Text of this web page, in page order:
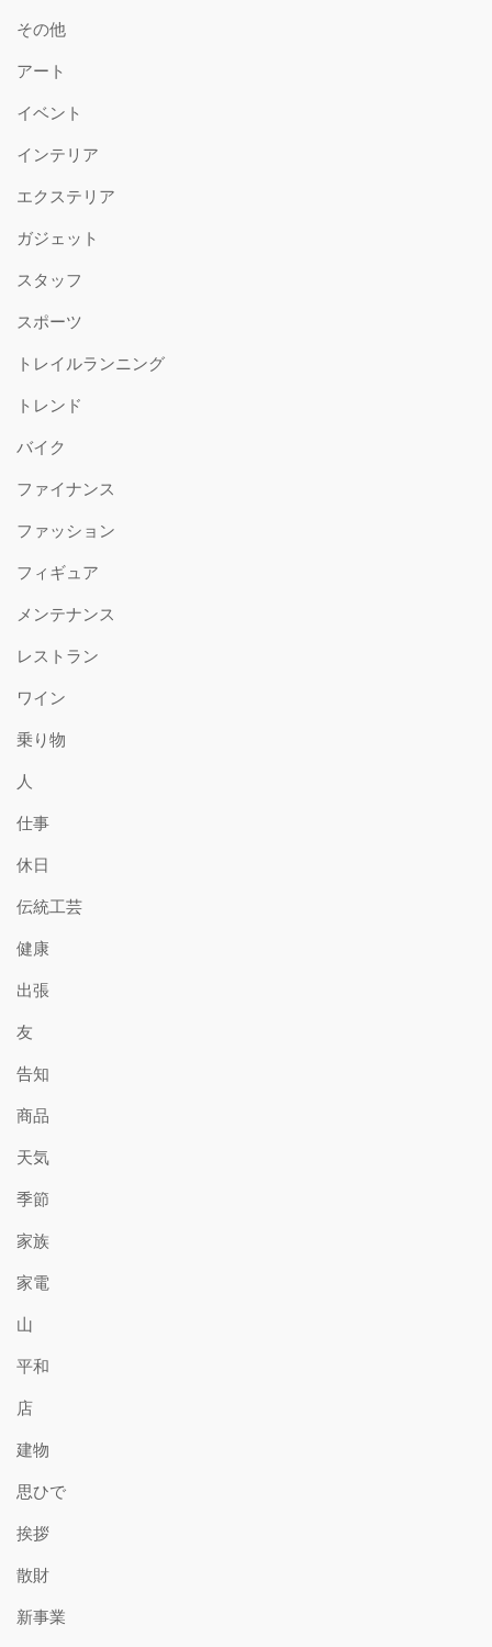
その他
アート
イベント
インテリア
エクステリア
ガジェット
スタッフ
スポーツ
トレイルランニング
トレンド
バイク
ファイナンス
ファッション
フィギュア
メンテナンス
レストラン
ワイン
乗り物
人
仕事
休日
伝統工芸
健康
出張
友
告知
商品
天気
季節
家族
家電
山
平和
店
建物
思ひで
挨拶
散財
新事業